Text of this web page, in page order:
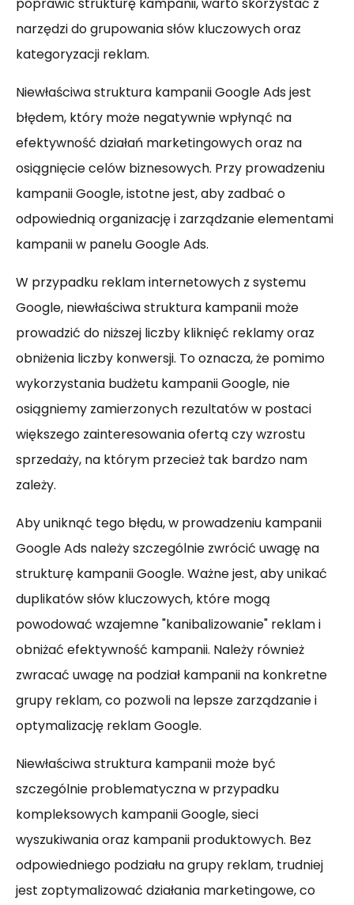
narzędzi do grupowania słów kluczowych oraz
kategoryzacji reklam.
Niewłaściwa struktura kampanii Google Ads jest
błędem, który może negatywnie wpłynąć na
efektywność działań marketingowych oraz na
osiągnięcie celów biznesowych. Przy prowadzeniu
kampanii Google, istotne jest, aby zadbać o
odpowiednią organizację i zarządzanie elementami
kampanii w panelu Google Ads.
W przypadku reklam internetowych z systemu
Google, niewłaściwa struktura kampanii może
prowadzić do niższej liczby kliknięć reklamy oraz
obniżenia liczby konwersji. To oznacza, że pomimo
wykorzystania budżetu kampanii Google, nie
osiągniemy zamierzonych rezultatów w postaci
większego zainteresowania ofertą czy wzrostu
sprzedaży, na którym przecież tak bardzo nam
zależy.
Aby uniknąć tego błędu, w prowadzeniu kampanii
Google Ads należy szczególnie zwrócić uwagę na
strukturę kampanii Google. Ważne jest, aby unikać
duplikatów słów kluczowych, które mogą
powodować wzajemne "kanibalizowanie" reklam i
obniżać efektywność kampanii. Należy również
zwracać uwagę na podział kampanii na konkretne
grupy reklam, co pozwoli na lepsze zarządzanie i
optymalizację reklam Google.
Niewłaściwa struktura kampanii może być
szczególnie problematyczna w przypadku
kompleksowych kampanii Google, sieci
wyszukiwania oraz kampanii produktowych. Bez
odpowiedniego podziału na grupy reklam, trudniej
jest zoptymalizować działania marketingowe, co